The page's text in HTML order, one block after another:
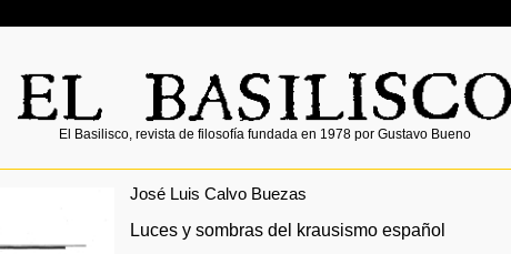
El Basilisco, revista de filosofía fundada en 1978 por Gustavo Bueno
José Luis Calvo Buezas
Luces y sombras del krausismo español